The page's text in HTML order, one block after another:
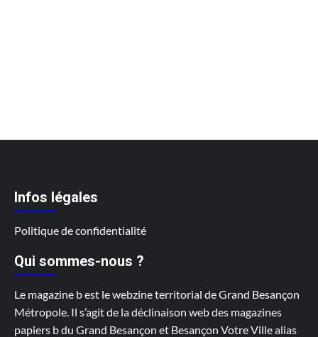
Infos légales
Politique de confidentialité
Qui sommes-nous ?
Le magazine b est le webzine territorial de Grand Besançon
Métropole. Il s’agit de la déclinaison web des magazines
papiers b du Grand Besançon et Besançon Votre Ville alias